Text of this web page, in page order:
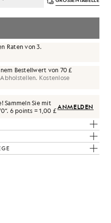
Raten von 3.
Bestellwert von 70 £
Kostenlose
Sammeln Sie mit
“. 6 points = 1,00 £ANMELDEN